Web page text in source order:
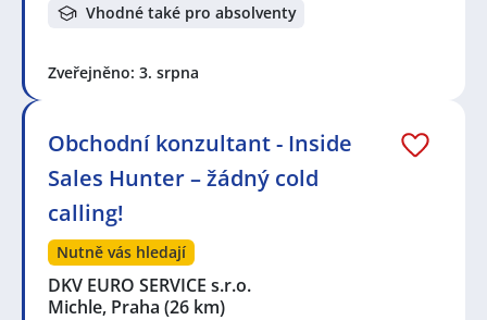
Vhodné také pro absolventy
Zveřejněno: 3. srpna
Obchodní konzultant - Inside
Sales Hunter – žádný cold
calling!
Nutně vás hledají
DKV EURO SERVICE s.r.o.
Michle, Praha (26 km)